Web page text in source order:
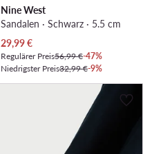
Nine West
Sandalen · Schwarz · 5.5 cm
Aktueller Preis
29,99€
Regulärer Preis56,99 €-47%
Niedrigster Preis32,99 €-9%